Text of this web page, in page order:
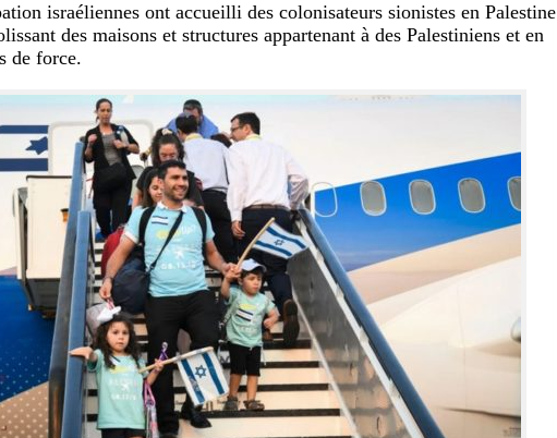
israéliennes ont accueilli des colonisateurs sionistes en Palestine
des maisons et structures appartenant à des Palestiniens et en
de force.